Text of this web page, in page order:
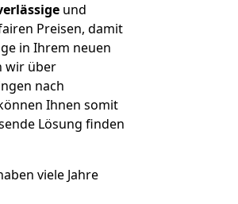
und
Preisen, damit
in Ihrem neuen
wir über
nach
Ihnen somit
Lösung finden
viele Jahre